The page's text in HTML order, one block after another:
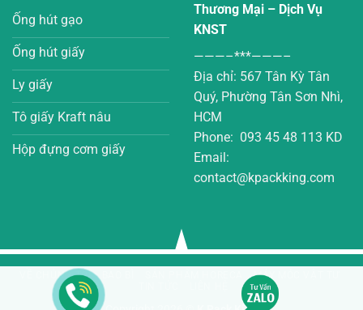
Ống hút gạo
Ống hút giấy
Ly giấy
Tô giấy Kraft nâu
Hộp đựng cơm giấy
Thương Mại – Dịch Vụ
KNST
———–***———–
Địa chỉ: 567 Tân Kỳ Tân
Quý, Phường Tân Sơn Nhì,
HCM
Phone: 093 45 48 113 KD
Email:
contact@kpackking.com
VỀ CHÚNG TÔI
MÁY MÓC VẬT TƯ